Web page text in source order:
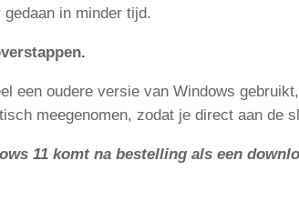
in minder tijd.
een oudere versie van Windows
meegenomen, zodat je direct aan de
11 komt na bestelling als een